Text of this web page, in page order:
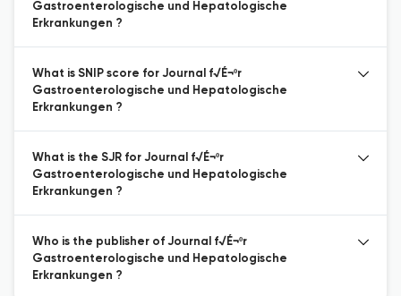
Gastroenterologische und Hepatologische
Erkrankungen ?
What is SNIP score for Journal f√É¬ºr
Gastroenterologische und Hepatologische
Erkrankungen ?
What is the SJR for Journal f√É¬ºr
Gastroenterologische und Hepatologische
Erkrankungen ?
Who is the publisher of Journal f√É¬ºr
Gastroenterologische und Hepatologische
Erkrankungen ?